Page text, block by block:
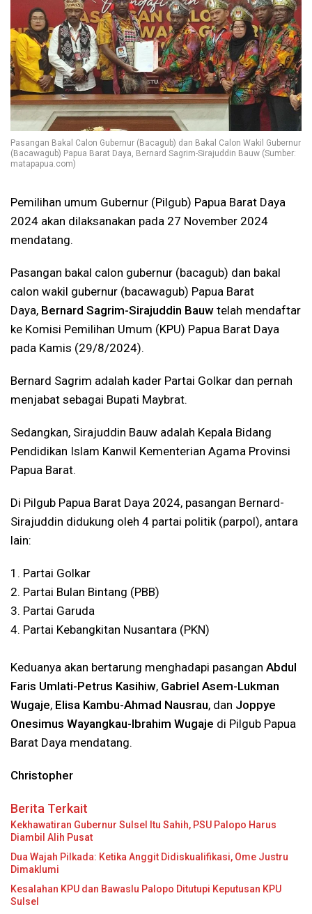
Pasangan Bakal Calon Gubernur (Bacagub) dan Bakal Calon Wakil Gubernur
(Bacawagub) Papua Barat Daya, Bernard Sagrim-Sirajuddin Bauw (Sumber:
matapapua.com)
Pemilihan umum Gubernur (Pilgub) Papua Barat Daya
2024 akan dilaksanakan pada 27 November 2024
mendatang.
Pasangan bakal calon gubernur (bacagub) dan bakal
calon wakil gubernur (bacawagub) Papua Barat
Daya, Bernard Sagrim-Sirajuddin Bauw telah mendaftar
ke Komisi Pemilihan Umum (KPU) Papua Barat Daya
pada Kamis (29/8/2024).
Bernard Sagrim adalah kader Partai Golkar dan pernah
menjabat sebagai Bupati Maybrat.
Sedangkan, Sirajuddin Bauw adalah Kepala Bidang
Pendidikan Islam Kanwil Kementerian Agama Provinsi
Papua Barat.
Di Pilgub Papua Barat Daya 2024, pasangan Bernard-
Sirajuddin didukung oleh 4 partai politik (parpol), antara
lain:
1. Partai Golkar
2. Partai Bulan Bintang (PBB)
3. Partai Garuda
4. Partai Kebangkitan Nusantara (PKN)
Keduanya akan bertarung menghadapi pasangan Abdul
Faris Umlati-Petrus Kasihiw, Gabriel Asem-Lukman
Wugaje, Elisa Kambu-Ahmad Nausrau, dan Joppye
Onesimus Wayangkau-Ibrahim Wugaje di Pilgub Papua
Barat Daya mendatang.
Christopher
Berita Terkait
Kekhawatiran Gubernur Sulsel Itu Sahih, PSU Palopo Harus
Diambil Alih Pusat
Dua Wajah Pilkada: Ketika Anggit Didiskualifikasi, Ome Justru
Dimaklumi
Kesalahan KPU dan Bawaslu Palopo Ditutupi Keputusan KPU
Sulsel